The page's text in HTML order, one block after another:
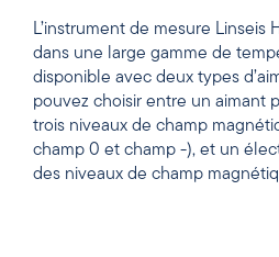
L’instrument de mesure Linseis
dans une large gamme de
disponible avec deux types
pouvez choisir entre un aimant
trois niveaux de champ
champ 0 et champ -), et un
des niveaux de champ